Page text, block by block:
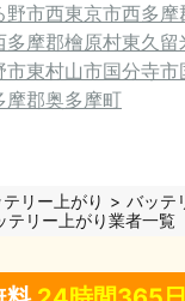
野市西東京市西多摩
多摩郡檜原村東久留
市東村山市国分寺市
摩郡奥多摩町
リー上がり
バッテ
テリー上がり業者一覧